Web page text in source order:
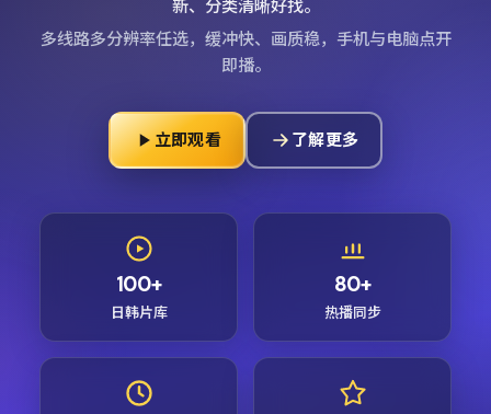
新、分类清晰好找。
多线路多分辨率任选，缓冲快、画质稳，手机与电脑点开
即播。
立即观看 了解更多
100+
日韩片库
80+
热播同步